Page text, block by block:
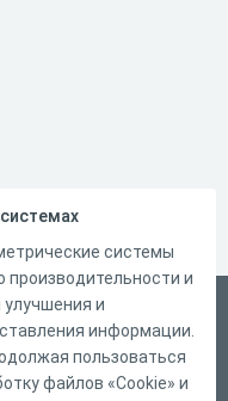
системы
производительности и
улучшения и
информации.
пользоваться
файлов «Cookie» и